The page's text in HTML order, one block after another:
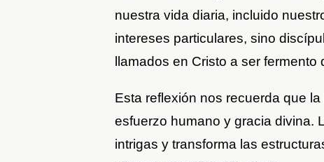
nuestra vida diaria, incluido
intereses particulares, sino
llamados en Cristo a ser fermento
Esta reflexión nos recuerda que
esfuerzo humano y gracia divina.
intrigas y transforma las